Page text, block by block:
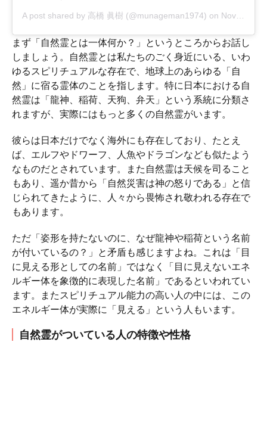
A post shared by 高橋 眞樹 (@munageman1974) on Nov 10, 2018 at 1:17pm PST
まず「自然霊とは一体何か？」というところからお話し
しましょう。自然霊とは私たちのごく身近にいる、いわ
ゆるスピリチュアルな存在で、地球上のあらゆる「自
然」に宿る霊体のことを指します。特に日本における自
然霊は「龍神、稲荷、天狗、弁天」という系統に分類さ
れますが、実際にはもっと多くの自然霊がいます。
彼らは日本だけでなく海外にも存在しており、たとえ
ば、エルフやドワーフ、人魚やドラゴンなども似たよう
なものだとされています。また自然霊は天候を司ること
もあり、遥か昔から「自然災害は神の怒りである」と信
じられてきたように、人々から畏怖され敬われる存在で
もあります。
ただ「姿形を持たないのに、なぜ龍神や稲荷という名前
が付いているの？」と矛盾も感じますよね。これは「目
に見える形としての名前」ではなく「目に見えないエネ
ルギー体を象徴的に表現した名前」であるといわれてい
ます。またスピリチュアル能力の高い人の中には、この
エネルギー体が実際に「見える」という人もいます。
自然霊がついている人の特徴や性格